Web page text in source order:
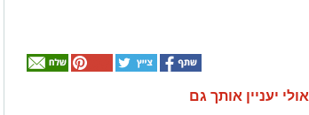
אולי יעניין אותך גם